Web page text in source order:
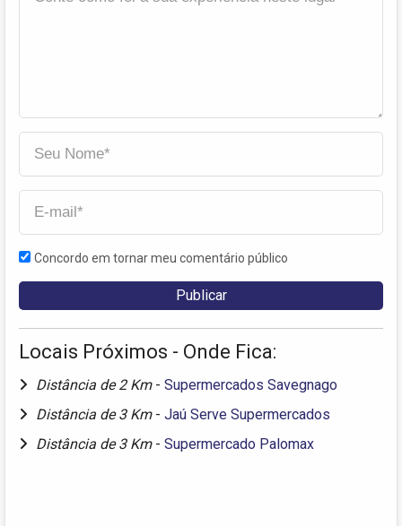
Concordo em tornar meu comentário público
Locais Próximos - Onde Fica:
Distância de 2 Km - Supermercados Savegnago
Distância de 3 Km - Jaú Serve Supermercados
Distância de 3 Km - Supermercado Palomax